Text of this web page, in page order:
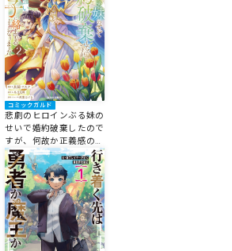
コミックガルド
悲劇のヒロインぶる妹の
せいで婚約破棄したので
すが、何故か正義感の強
い王太子に絡まれるよう
になりました 2